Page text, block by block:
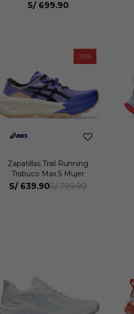
S/ 699.90
20
Zapatillas Trail Running
Trabuco Max 5 Mujer
S/ 639.90S/ 799.90